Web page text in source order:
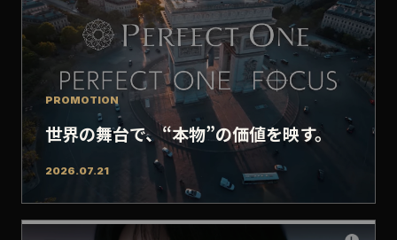
PROMOTION
世界の舞台で、“本物”の価値を映す。
2026.07.21